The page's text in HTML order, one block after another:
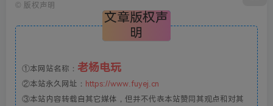
© 版权声明
文章版权声
明
①本网站名称： 老杨电玩
②本站永久网址： https://www.fuyej.cn
③本站内容转载自其它媒体，但并不代表本站赞同其观点和对其